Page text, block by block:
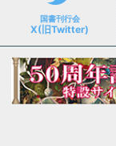
国書刊行会
X(旧Twitter)